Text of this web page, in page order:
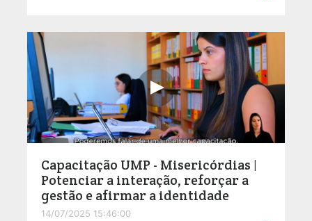
Capacitação UMP - Misericórdias |
Potenciar a interação, reforçar a
gestão e afirmar a identidade
14/07/2025 15:46:00